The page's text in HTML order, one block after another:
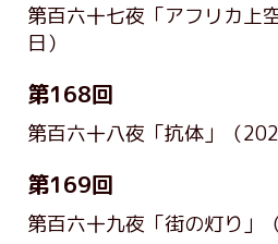
第百六十七夜「アフリカ上空
日）
第168回
第百六十八夜「抗体」 （
第169回
第百六十九夜「街の灯り」